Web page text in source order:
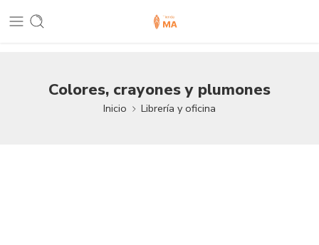
Colores, crayones y plumones
Inicio Librería y oficina